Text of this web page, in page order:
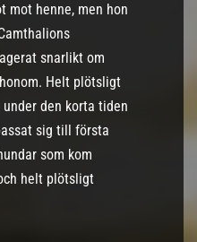
mot henne, men hon
snarlikt om
Helt plötsligt
den korta tiden
sig till första
som kom
helt plötsligt